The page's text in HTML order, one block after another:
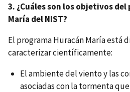
3. ¿Cuáles son los objetivos
María del NIST?
El programa Huracán María está
caracterizar científicamente:
El ambiente del viento y las
asociadas con la tormenta